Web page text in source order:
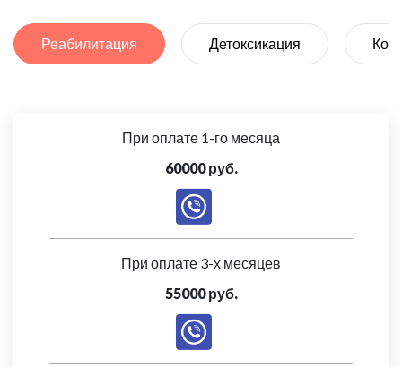
Реабилитация Детоксикация
При оплате 1-го месяца
60000 руб.
При оплате 3-х месяцев
55000 руб.